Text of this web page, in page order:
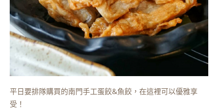
平日要排隊購買的南門手工蛋餃&魚餃，在這裡可以優雅享
受！